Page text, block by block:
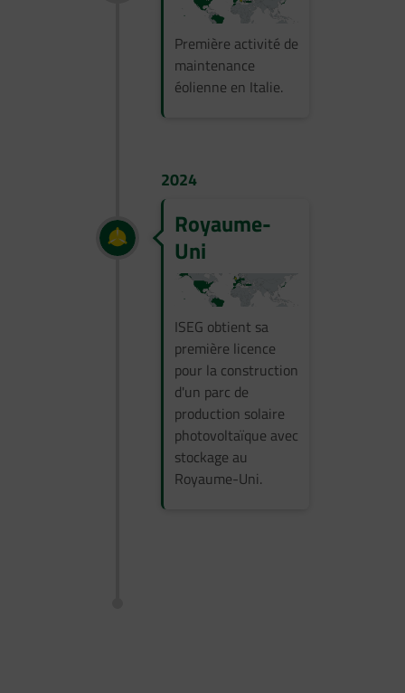
Première activité de
maintenance
éolienne en Italie.
2024
Royaume-
Uni
ISEG obtient sa
première licence
pour la construction
d'un parc de
production solaire
photovoltaïque avec
stockage au
Royaume-Uni.